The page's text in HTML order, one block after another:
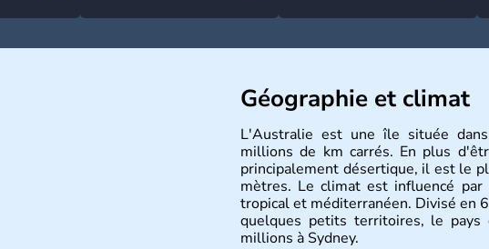
Géographie et climat
L'Australie est une île située
millions de km carrés. En plus
principalement désertique, il est le
mètres. Le climat est influencé par
tropical et méditerranéen. Divisé en
quelques petits territoires, le
millions à Sydney.